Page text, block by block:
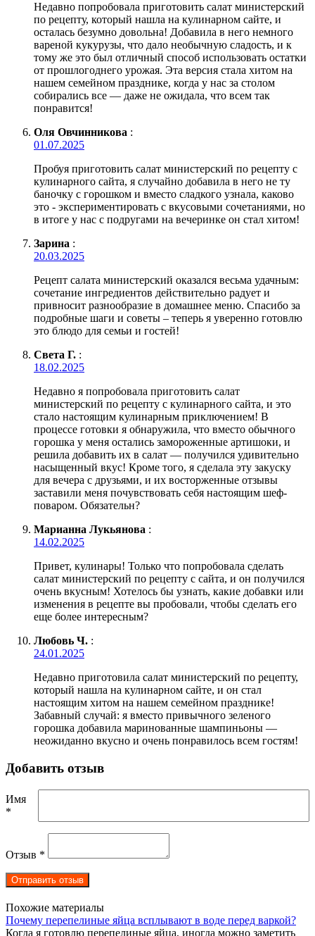
Недавно попробовала приготовить салат министерский
по рецепту, который нашла на кулинарном сайте, и
осталась безумно довольна! Добавила в него немного
вареной кукурузы, что дало необычную сладость, и к
тому же это был отличный способ использовать остатки
от прошлогоднего урожая. Эта версия стала хитом на
нашем семейном празднике, когда у нас за столом
собирались все — даже не ожидала, что всем так
понравится!
Оля Овчинникова :
01.07.2025
Пробуя приготовить салат министерский по рецепту с
кулинарного сайта, я случайно добавила в него не ту
баночку с горошком и вместо сладкого узнала, каково
это - экспериментировать с вкусовыми сочетаниями, но
в итоге у нас с подругами на вечеринке он стал хитом!
Зарина :
20.03.2025
Рецепт салата министерский оказался весьма удачным:
сочетание ингредиентов действительно радует и
привносит разнообразие в домашнее меню. Спасибо за
подробные шаги и советы – теперь я уверенно готовлю
это блюдо для семьи и гостей!
Света Г. :
18.02.2025
Недавно я попробовала приготовить салат
министерский по рецепту с кулинарного сайта, и это
стало настоящим кулинарным приключением! В
процессе готовки я обнаружила, что вместо обычного
горошка у меня остались замороженные артишоки, и
решила добавить их в салат — получился удивительно
насыщенный вкус! Кроме того, я сделала эту закуску
для вечера с друзьями, и их восторженные отзывы
заставили меня почувствовать себя настоящим шеф-
поваром. Обязательн?
Марианна Лукьянова :
14.02.2025
Привет, кулинары! Только что попробовала сделать
салат министерский по рецепту с сайта, и он получился
очень вкусным! Хотелось бы узнать, какие добавки или
изменения в рецепте вы пробовали, чтобы сделать его
еще более интересным?
Любовь Ч. :
24.01.2025
Недавно приготовила салат министерский по рецепту,
который нашла на кулинарном сайте, и он стал
настоящим хитом на нашем семейном празднике!
Забавный случай: я вместо привычного зеленого
горошка добавила маринованные шампиньоны —
неожиданно вкусно и очень понравилось всем гостям!
Добавить отзыв
Имя
*
Отзыв *
Похожие материалы
Почему перепелиные яйца всплывают в воде перед варкой?
Когда я готовлю перепелиные яйца, иногда можно заметить